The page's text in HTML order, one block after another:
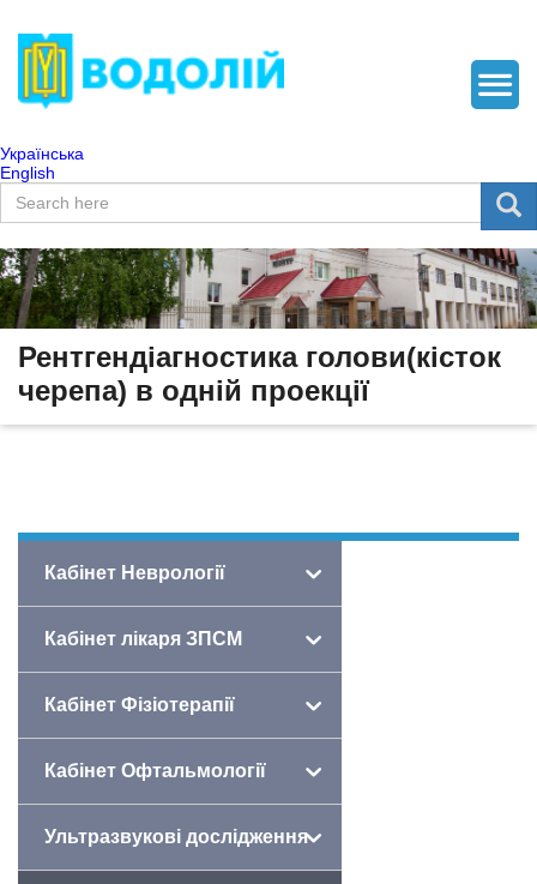
Українська
English
Пошукова форма
Пошук
Рентгендіагностика голови(кісток
черепа) в одній проекції
Наші процедури
Кабінет Неврології
Кабінет лікаря ЗПСМ
Кабінет Фізіотерапії
Кабінет Офтальмології
Ультразвукові дослідження